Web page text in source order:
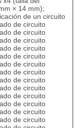
× 14 mm);
de un circuito
de circuito
de circuito
de circuito
de circuito
de circuito
de circuito
de circuito
de circuito
de circuito
de circuito
de circuito
de circuito
de circuito